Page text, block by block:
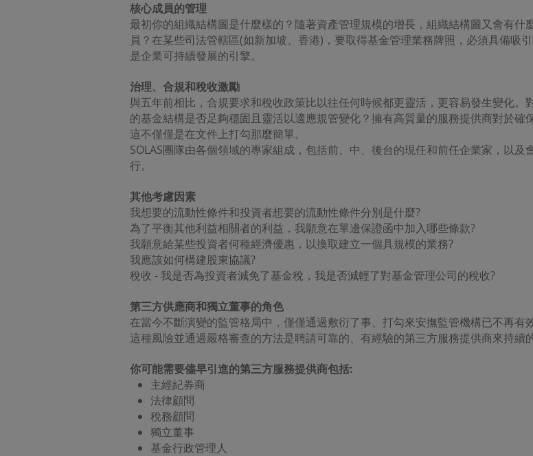
核心成員的管理
最初你的組織結構圖是什麼樣的？隨著資產管理規模的增長，組織結構圖又會有
員？在某些司法管轄區(如新加坡、香港)，要取得基金管理業務牌照，必須具備吸
是企業可持續發展的引擎。
治理、合規和稅收激勵
與五年前相比，合規要求和稅收政策比以往任何時候都更靈活，更容易發生變化
的基金結構是否足夠穩固且靈活以適應規管變化？擁有高質量的服務提供商對於確
這不僅僅是在文件上打勾那麼簡單。
SOLAS團隊由各個領域的專家組成，包括前、中、後台的現任和前任企業家，以
行。
其他考慮因素
我想要的流動性條件和投資者想要的流動性條件分別是什麼?
為了平衡其他利益相關者的利益，我願意在單邊保證函中加入哪些條款?
我願意給某些投資者何種經濟優惠，以換取建立一個具規模的業務?
我應該如何構建股東協議?
稅收 - 我是否為投資者減免了基金稅，我是否減輕了對基金管理公司的稅收?
第三方供應商和獨立董事的角色
在當今不斷演變的監管格局中，僅僅通過敷衍了事、打勾來安撫監管機構已不再
這種風險並通過嚴格審查的方法是聘請可靠的、有經驗的第三方服務提供商來持續
你可能需要儘早引進的第三方服務提供商包括:
主經紀券商
法律顧問
稅務顧問
獨立董事
基金行政管理人
附加條款